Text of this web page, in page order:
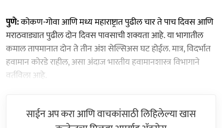
पुणे:कोकण-गोवा आणि मध्य महाराष्ट्रात पुढील चार ते पाच दिवस आणि
मराठवाड्यात पुढील दोन दिवस पावसाची शक्यता आहे. या भागातील
कमाल तापमानात दोन ते तीन अंश सेल्सिअस घट होईल. मात्र, विदर्भात
हवामान कोरडे राहील, असा अंदाज भारतीय हवामानशास्त्र विभागाने
वर्तविला आहे.
साईन अप करा आणि वाचकांसाठी लिहिलेल्या खास